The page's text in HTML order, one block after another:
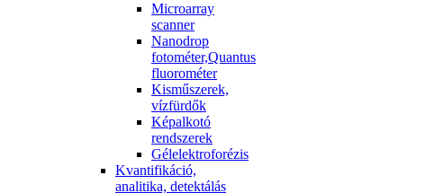
Microarray
scanner
Nanodrop
fotométer,Quantus
fluorométer
Kisműszerek,
vízfürdők
Képalkotó
rendszerek
Gélelektroforézis
Kvantifikáció,
analitika, detektálás